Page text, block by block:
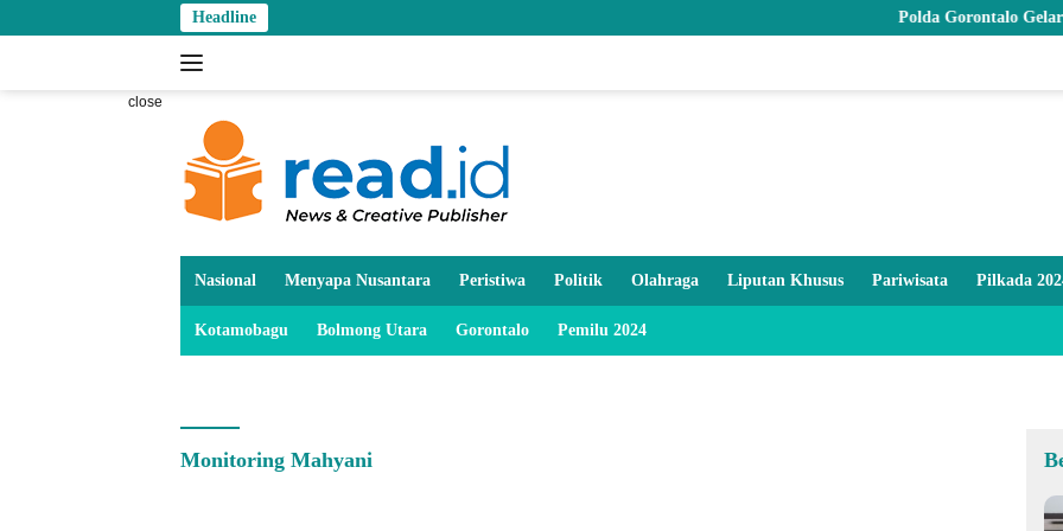
to
Headline Polda Gorontalo Gelar
close
Nasional Menyapa Nusantara Peristiwa Politik Olahraga Liputan Khusus Pariwisata Pilkada
Kotamobagu Bolmong Utara Gorontalo Pemilu 2024
Monitoring Mahyani